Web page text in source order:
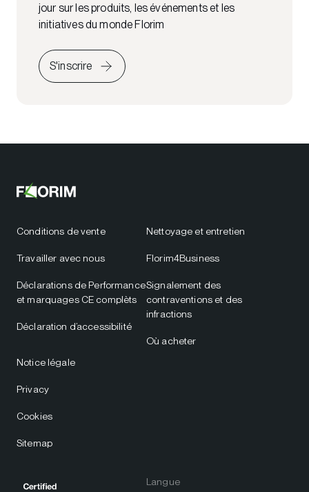
jour sur les produits, les événements et les
initiatives du monde Florim
S'inscrire
Conditions de vente
Travailler avec nous
Déclarations de Performance
et marquages CE complèts
Déclaration d’accessibilité
Nettoyage et entretien
Florim4Business
Signalement des
contraventions et des
infractions
Où acheter
Notice légale
Privacy
Cookies
Sitemap
Langue